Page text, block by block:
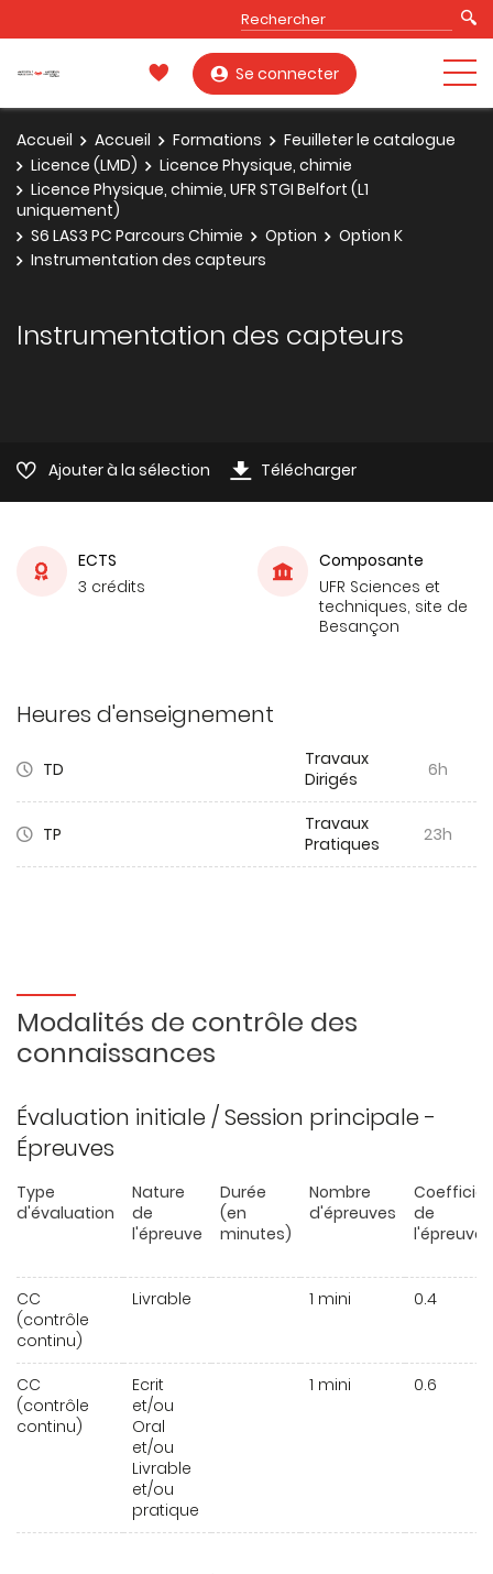
Se connecter
Accueil Accueil Formations
Feuilleter le catalogue
Licence (LMD)
Licence Physique, chimie
Licence Physique, chimie, UFR STGI Belfort (L1
uniquement)
S6 LAS3 PC Parcours Chimie
Option
Option K
Instrumentation des capteurs
Instrumentation des capteurs
Ajouter à la sélection Télécharger
ECTS
3 crédits
Composante
UFR Sciences et
techniques, site de
Besançon
Heures d'enseignement
TD
Travaux
Dirigés
6h
TP
Travaux
Pratiques
23h
Modalités de contrôle des
connaissances
Évaluation initiale / Session principale -
Épreuves
Type
d'évaluation
Nature
de
l'épreuve
Durée
(en
minutes)
Nombre
d'épreuves
de
l'épreuve
CC
(contrôle
continu)
Livrable 1 mini 0.4
CC
(contrôle
continu)
Ecrit
et/ou
Oral
et/ou
Livrable
et/ou
pratique
1 mini 0.6